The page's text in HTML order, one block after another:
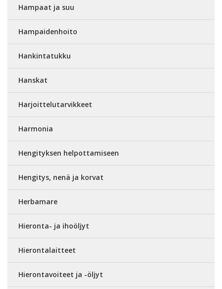
Hampaat ja suu
Hampaidenhoito
Hankintatukku
Hanskat
Harjoittelutarvikkeet
Harmonia
Hengityksen helpottamiseen
Hengitys, nenä ja korvat
Herbamare
Hieronta- ja ihoöljyt
Hierontalaitteet
Hierontavoiteet ja -öljyt